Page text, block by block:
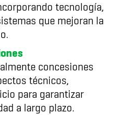
tecnología,
que mejoran la
concesiones
técnicos,
para garantizar
a largo plazo.